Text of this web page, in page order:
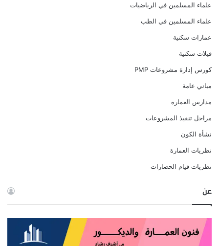
علماء المسلمين في الرياضيات
علماء المسلمين في الطب
عمارات سكنية
فيلات سكنية
كورس إدارة مشروعات PMP
مباني عامة
مدارس العمارة
مراحل تنفيذ المشروعات
نشأة الكون
نظريات العمارة
نظريات قيام الحضارات
عن